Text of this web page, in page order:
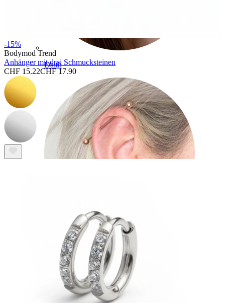
Daith
Industrial
-15%
Bodymod Trend
Anhänger mit drei Schmucksteinen
CHF 15.22CHF 17.90